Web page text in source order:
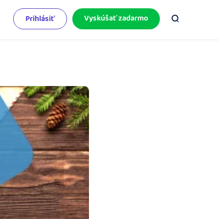
Spýtajte sa nás
Pracujete v iDoklade a potrebujete poradiť?
Prihlásiť Vyskúšať zadarmo